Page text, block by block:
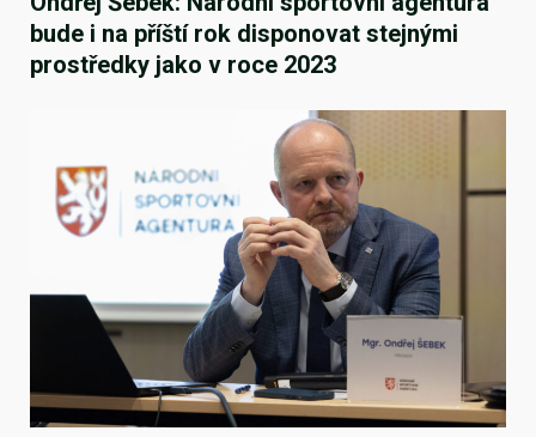
bude i na příští rok disponovat stejnými
prostředky jako v roce 2023